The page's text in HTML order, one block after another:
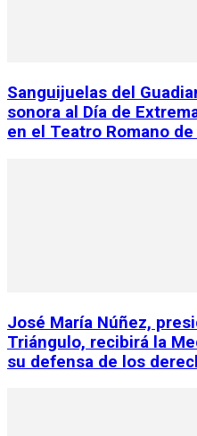
Sanguijuelas del
sonora al Día de
en el Teatro Romano
José María Núñez,
Triángulo, recibirá la
su defensa de los